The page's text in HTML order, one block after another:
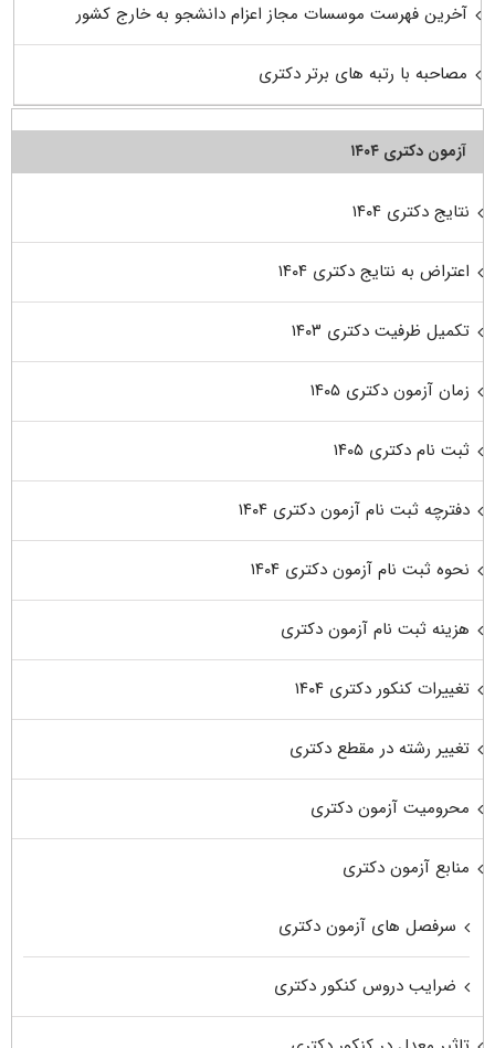
آخرین فهرست موسسات مجاز اعزام دانشجو به خارج کشور
مصاحبه با رتبه های برتر دکتری
آزمون دکتری ۱۴۰۴
نتایج دکتری ۱۴۰۴
اعتراض به نتایج دکتری ۱۴۰۴
تکمیل ظرفیت دکتری ۱۴۰۳
زمان آزمون دکتری ۱۴۰۵
ثبت نام دکتری ۱۴۰۵
دفترچه ثبت نام آزمون دکتری ۱۴۰۴
نحوه ثبت نام آزمون دکتری ۱۴۰۴
هزینه ثبت نام آزمون دکتری
تغییرات کنکور دکتری ۱۴۰۴
تغییر رشته در مقطع دکتری
محرومیت آزمون دکتری
منابع آزمون دکتری
سرفصل های آزمون دکتری
ضرایب دروس کنکور دکتری